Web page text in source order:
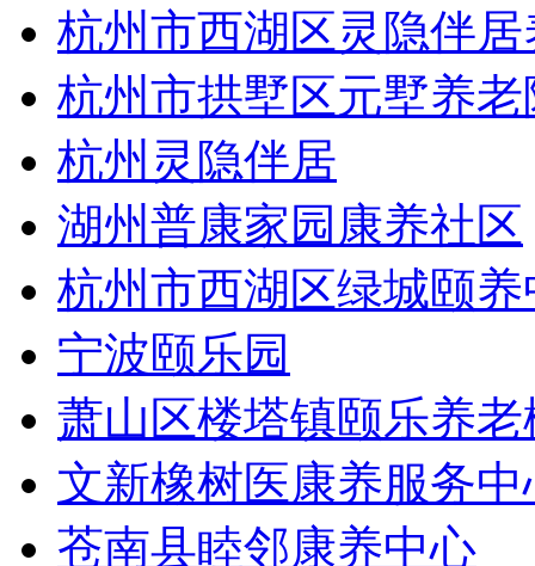
杭州市西湖区灵隐伴
杭州市拱墅区元墅养老
杭州灵隐伴居
湖州普康家园康养社区
杭州市西湖区绿城颐养
宁波颐乐园
萧山区楼塔镇颐乐养
文新橡树医康养服务中
苍南县睦邻康养中心